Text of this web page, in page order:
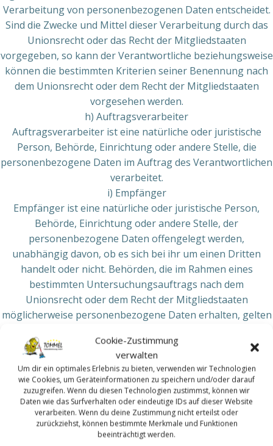
Cookie-Zustimmung
verwalten
Um dir ein optimales Erlebnis zu bieten, verwenden wir Technologien
wie Cookies, um Geräteinformationen zu speichern und/oder darauf
zuzugreifen. Wenn du diesen Technologien zustimmst, können wir
Daten wie das Surfverhalten oder eindeutige IDs auf dieser Website
verarbeiten. Wenn du deine Zustimmung nicht erteilst oder
zurückziehst, können bestimmte Merkmale und Funktionen
beeinträchtigt werden.
Verarbeitung von personenbezogenen Daten entscheidet.
Sind die Zwecke und Mittel dieser Verarbeitung durch das
Unionsrecht oder das Recht der Mitgliedstaaten
vorgegeben, so kann der Verantwortliche beziehungsweise
können die bestimmten Kriterien seiner Benennung nach
dem Unionsrecht oder dem Recht der Mitgliedstaaten
vorgesehen werden.
h) Auftragsverarbeiter
Auftragsverarbeiter ist eine natürliche oder juristische
Person, Behörde, Einrichtung oder andere Stelle, die
personenbezogene Daten im Auftrag des Verantwortlichen
verarbeitet.
i) Empfänger
Empfänger ist eine natürliche oder juristische Person,
Behörde, Einrichtung oder andere Stelle, der
personenbezogene Daten offengelegt werden,
unabhängig davon, ob es sich bei ihr um einen Dritten
handelt oder nicht. Behörden, die im Rahmen eines
bestimmten Untersuchungsauftrags nach dem
Unionsrecht oder dem Recht der Mitgliedstaaten
möglicherweise personenbezogene Daten erhalten, gelten
j) Dritter
Dritter ist eine natürliche oder juristische Person, Behörde,
Einrichtung oder andere Stelle außer der betroffenen
Person, dem Verantwortlichen, dem Auftragsverarbeiter
und den Personen, die unter der unmittelbaren
Verantwortung des Verantwortlichen oder des
Auftragsverarbeiters befugt sind, die personenbezogenen